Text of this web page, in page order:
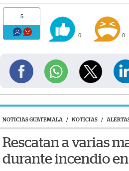
5
0 0
NOTICIAS GUATEMALA / NOTICIAS /
Rescatan a varias
durante incendio